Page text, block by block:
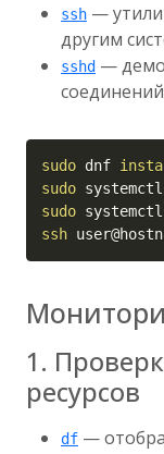
ssh —
другим
sshd —
sudo dnf
sudo
sudo systemctl
ssh
1.
ресурсов
df —